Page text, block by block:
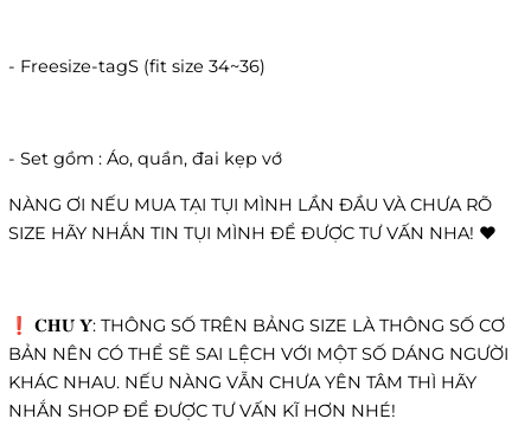
- Freesize-tagS (fit size 34~36)
- Set gồm : Áo, quần, đai kẹp vớ
NÀNG ƠI NẾU MUA TẠI TỤI MÌNH LẦN ĐẦU VÀ CHƯA RÕ
SIZE HÃY NHẮN TIN TỤI MÌNH ĐỂ ĐƯỢC TƯ VẤN NHA! ❤️
❗️ 𝐂𝐇𝐔́ 𝐘́: THÔNG SỐ TRÊN BẢNG SIZE LÀ THÔNG SỐ CƠ
BẢN NÊN CÓ THỂ SẼ SAI LỆCH VỚI MỘT SỐ DÁNG NGƯỜI
KHÁC NHAU. NẾU NÀNG VẪN CHƯA YÊN TÂM THÌ HÃY
NHẮN SHOP ĐỂ ĐƯỢC TƯ VẤN KĨ HƠN NHÉ!